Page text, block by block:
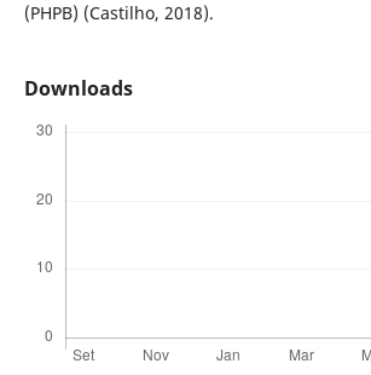
(PHPB) (Castilho, 2018).
Downloads